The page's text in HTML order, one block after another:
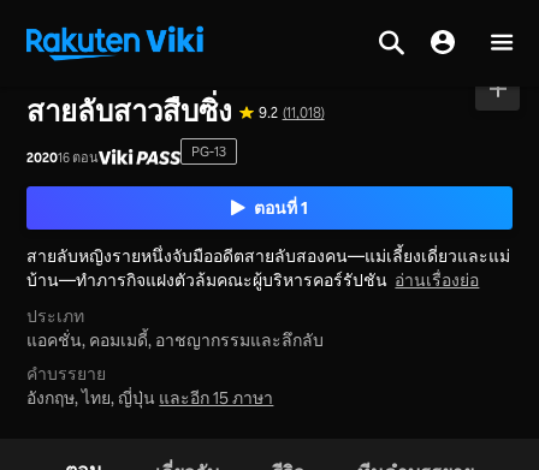
สายลับสาวสืบซิ่ง 9.2 (11,018)
202016 ตอน PG-13
ตอนที่ 1
สายลับหญิงรายหนึ่งจับมืออดีตสายลับสองคน—แม่เลี้ยงเดี่ยวและแม่
บ้าน—ทำภารกิจแฝงตัวล้มคณะผู้บริหารคอร์รัปชัน อ่านเรื่องย่อ
ประเภท
แอคชั่น, คอมเมดี้, อาชญากรรมและลึกลับ
คำบรรยาย
อังกฤษ, ไทย, ญี่ปุ่น และอีก 15 ภาษา